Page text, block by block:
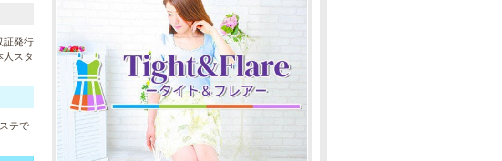
証発行
スタ
テで